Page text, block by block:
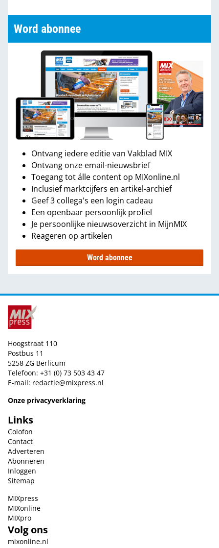
Word abonnee
Ontvang iedere editie van Vakblad MIX
Ontvang onze email-nieuwsbrief
Toegang tot álle content op MIXonline.nl
Inclusief marktcijfers en artikel-archief
Geef 3 collega's een login cadeau
Een openbaar persoonlijk profiel
Je persoonlijke nieuwsoverzicht in MijnMIX
Reageren op artikelen
Word abonnee
Hoogstraat 110
Postbus 11
5258 ZG Berlicum
Telefoon: +31 (0) 73 503 43 47
E-mail: redactie@mixpress.nl
Onze privacyverklaring
Links
Colofon
Contact
Adverteren
Abonneren
Inloggen
Sitemap
MIXpress
MIXonline
MIXpro
Volg ons
mixonline.nl